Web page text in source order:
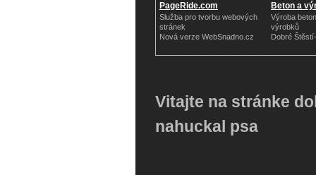
PageRide.com
Služba pro tvorbu webových
stránek
Nová verze WebSnadno.cz
Beton a
Výroba
výrobků
Dobré
Vitajte na stránke
nahuckal psa